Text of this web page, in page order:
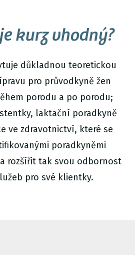
kurz vhodný?
důkladnou teoretickou
pro průvodkyně žen
porodu a po porodu;
laktační poradkyně
ve zdravotnictví, které se
poradkyněmi
rozšířit tak svou odbornost
pro své klientky.